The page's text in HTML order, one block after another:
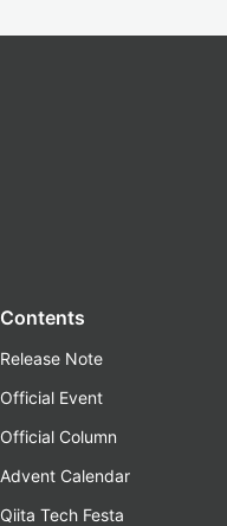
Contents
Release Note
Official Event
Official Column
Advent Calendar
Qiita Tech Festa